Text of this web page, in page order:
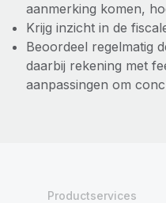
aanmerking komen,
Krijg inzicht in de
Beoordeel regelmatig
daarbij rekening met
aanpassingen om
Productservices